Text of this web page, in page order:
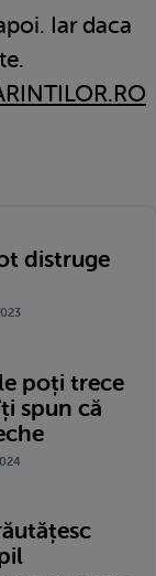
Iar daca
distruge
poți trece
spun că